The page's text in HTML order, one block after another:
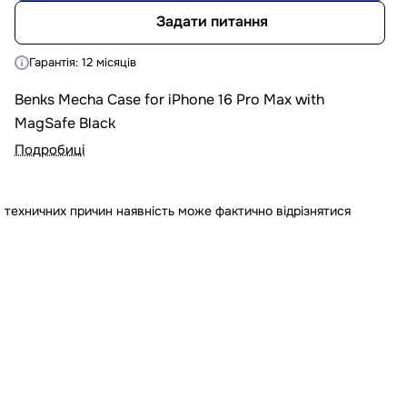
Задати питання
Гарантія: 12 місяців
Benks Mecha Case for iPhone 16 Pro Max with
MagSafe Black
Подробиці
техничних причин наявність може фактично відрізнятися